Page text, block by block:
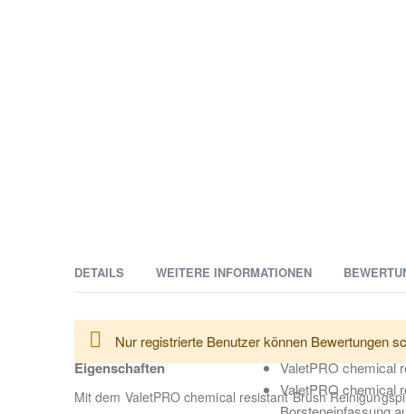
DETAILS
ValetPRO ValetPRO chemical resistant Brush ist ein
insbesondere mit Verbindung mit säurehaltigen Reinigern.
Mit dem ValetPRO chemical resistant Brush
WEITERE INFORMATIONEN
Weitere
Informationen
Lieferzeit 2-3 Tage
Eigenschaften
ValetPRO chemical
ValetPRO chemical
Nur registrierte Benutzer können Bewertungen